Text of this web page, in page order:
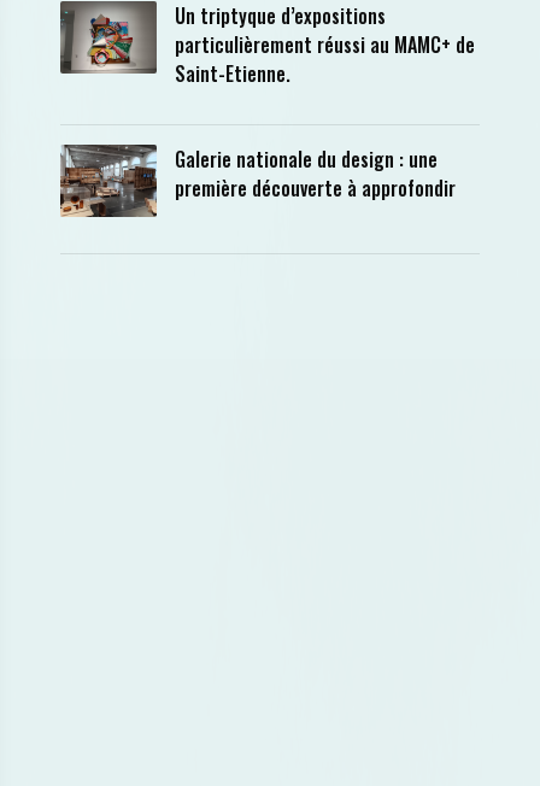
Un triptyque d’expositions
particulièrement réussi au MAMC+ de
Saint-Etienne.
Galerie nationale du design : une
première découverte à approfondir